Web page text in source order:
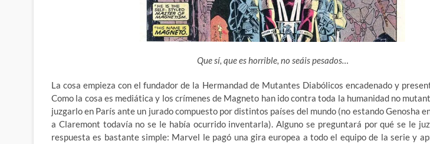
Que sí, que es horrible, no seáis pesados…
La cosa empieza con el fundador de la Hermandad de Mutantes Diabólicos encadenado y
Como la cosa es mediática y los crímenes de Magneto han ido contra toda la humanidad no
juzgarlo en París ante un jurado compuesto por distintos países del mundo (no estando Genosha
a Claremont todavía no se le había ocurrido inventarla). Alguno se preguntará por qué se le
respuesta es bastante simple: Marvel le pagó una gira europea a todo el equipo de la serie y